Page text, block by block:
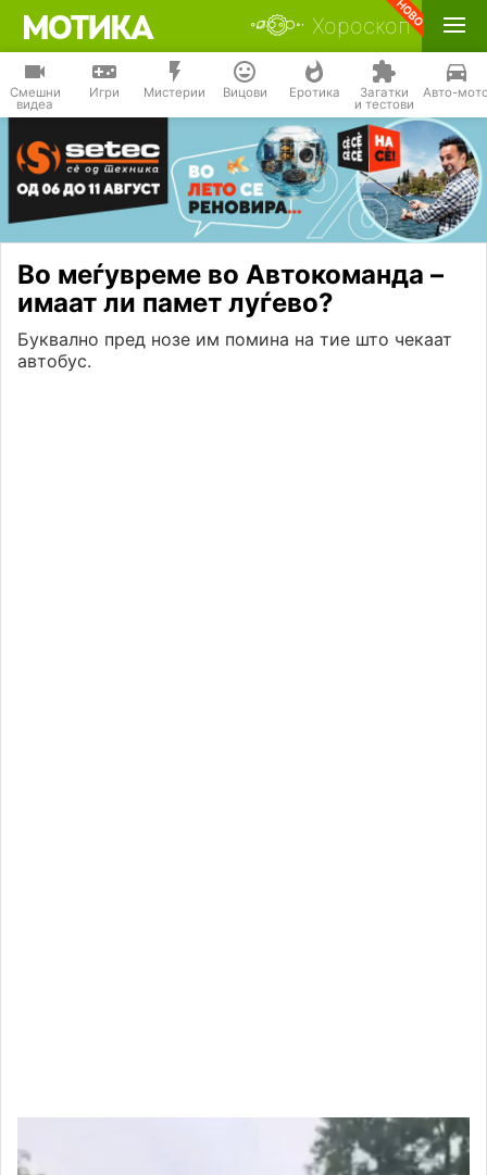
Хороскоп
Смешни
видеа
Игри Мистерии Вицови Еротика Загатки
и тестови
Авто-
Во меѓувреме во Автокоманда –
имаат ли памет луѓево?
Буквално пред нозе им помина на тие што чекаат
автобус.